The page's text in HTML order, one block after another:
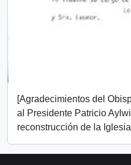
[Agradecimientos del
al Presidente Patricio
reconstrucción de la